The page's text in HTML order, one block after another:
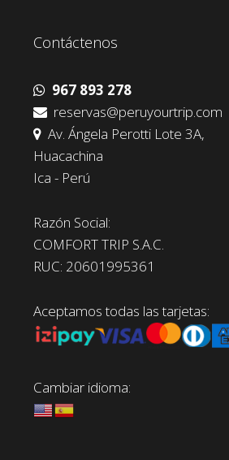
Contáctenos
967 893 278
reservas@peruyourtrip.com
Av. Ángela Perotti Lote 3A,
Huacachina
Ica - Perú
Razón Social:
COMFORT TRIP S.A.C.
RUC: 20601995361
Aceptamos todas las tarjetas:
Cambiar idioma: